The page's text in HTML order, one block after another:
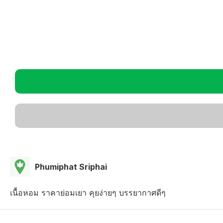
Phumiphat Sriphai
เนื้อหอม ราคาย่อมเยา คุยง่ายๆ บรรยากาศดีๆ